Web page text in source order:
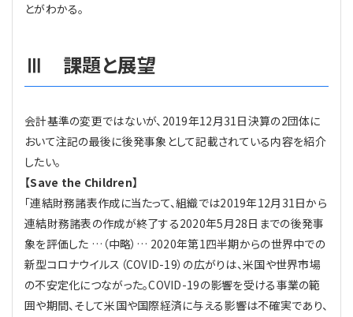
とがわかる。
Ⅲ 課題と展望
会計基準の変更ではないが、2019年12月31日決算の2団体に
おいて注記の最後に後発事象として記載されている内容を紹介
したい。
【Save the Children】
「連結財務諸表作成に当たって、組織では2019年12月31日から
連結財務諸表の作成が終了する2020年5月28日までの後発事
象を評価した …（中略）… 2020年第1四半期からの世界中での
新型コロナウイルス（COVID-19）の広がりは、米国や世界市場
の不安定化につながった。COVID-19の影響を受ける事業の範
囲や期間、そして米国や国際経済に与える影響は不確実であり、